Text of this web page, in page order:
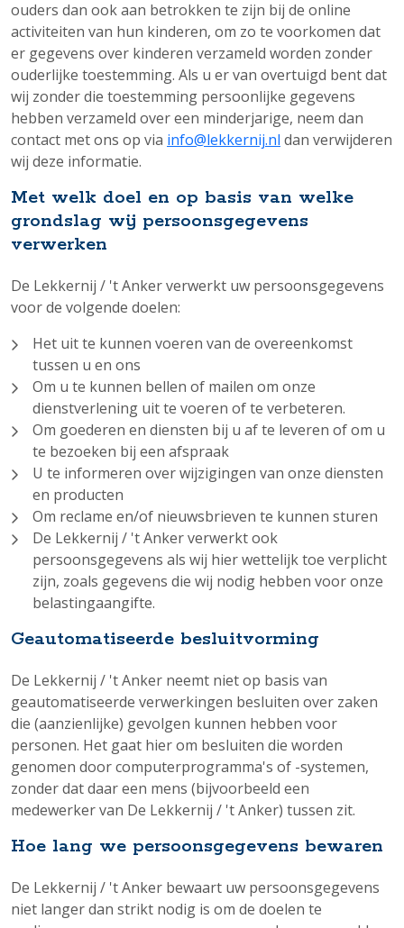
ouders dan ook aan betrokken te zijn bij de online
activiteiten van hun kinderen, om zo te voorkomen dat
er gegevens over kinderen verzameld worden zonder
ouderlijke toestemming. Als u er van overtuigd bent dat
wij zonder die toestemming persoonlijke gegevens
hebben verzameld over een minderjarige, neem dan
contact met ons op via info@lekkernij.nl dan verwijderen
wij deze informatie.
Met welk doel en op basis van welke
grondslag wij persoonsgegevens
verwerken
De Lekkernij / 't Anker verwerkt uw persoonsgegevens
voor de volgende doelen:
Het uit te kunnen voeren van de overeenkomst
tussen u en ons
Om u te kunnen bellen of mailen om onze
dienstverlening uit te voeren of te verbeteren.
Om goederen en diensten bij u af te leveren of om u
te bezoeken bij een afspraak
U te informeren over wijzigingen van onze diensten
en producten
Om reclame en/of nieuwsbrieven te kunnen sturen
De Lekkernij / 't Anker verwerkt ook
persoonsgegevens als wij hier wettelijk toe verplicht
zijn, zoals gegevens die wij nodig hebben voor onze
belastingaangifte.
Geautomatiseerde besluitvorming
De Lekkernij / 't Anker neemt niet op basis van
geautomatiseerde verwerkingen besluiten over zaken
die (aanzienlijke) gevolgen kunnen hebben voor
personen. Het gaat hier om besluiten die worden
genomen door computerprogramma's of -systemen,
zonder dat daar een mens (bijvoorbeeld een
medewerker van De Lekkernij / 't Anker) tussen zit.
Hoe lang we persoonsgegevens bewaren
De Lekkernij / 't Anker bewaart uw persoonsgegevens
niet langer dan strikt nodig is om de doelen te